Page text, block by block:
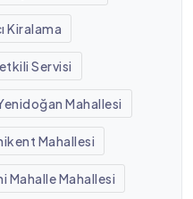
Kiralama
Servisi
Mahallesi
Mahallesi
Mahalle Mahallesi